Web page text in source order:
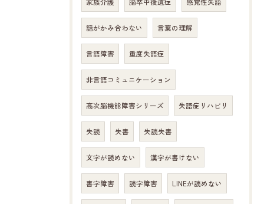
話がかみ合わない 言葉の理解
言語障害 重度失語症
非言語コミュニケーション
高次脳機能障害シリーズ 失語症リハビリ
失読 失書 失読失書
文字が読めない 漢字が書けない
書字障害 読字障害 LINEが読めない